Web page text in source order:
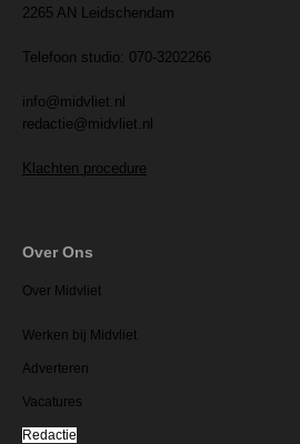
2265 AN Leidschendam
Telefoon studio: 070-3202266
info@midvliet.nl
redactie@midvliet.nl
Klachten procedure
Over Ons
Over Midvliet
Werken bij Midvliet
Adverteren
Vacatures
Redactie